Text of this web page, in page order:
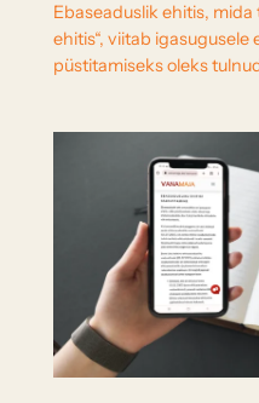
Ebaseaduslik ehitis,
ehitis“, viitab igasugusele
püstitamiseks oleks